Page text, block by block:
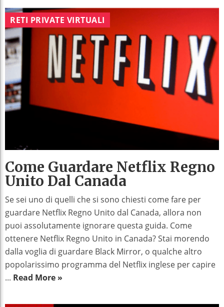
RETI PRIVATE VIRTUALI
Come Guardare Netflix Regno
Unito Dal Canada
Se sei uno di quelli che si sono chiesti come fare per
guardare Netflix Regno Unito dal Canada, allora non
puoi assolutamente ignorare questa guida. Come
ottenere Netflix Regno Unito in Canada? Stai morendo
dalla voglia di guardare Black Mirror, o qualche altro
popolarissimo programma del Netflix inglese per capire
... Read More »